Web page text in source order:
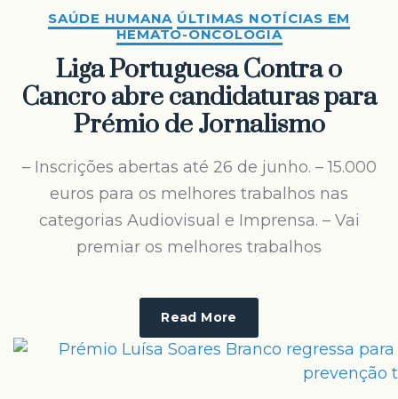
SAÚDE HUMANA ÚLTIMAS NOTÍCIAS EM
HEMATO-ONCOLOGIA
Liga Portuguesa Contra o
Cancro abre candidaturas para
Prémio de Jornalismo
– Inscrições abertas até 26 de junho. – 15.000
euros para os melhores trabalhos nas
categorias Audiovisual e Imprensa. – Vai
premiar os melhores trabalhos
Read More